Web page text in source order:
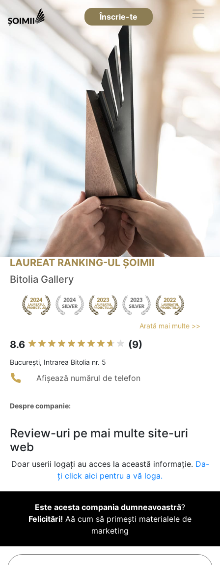
Înscrie-te
LAUREAT RANKING-UL ȘOIMII
Bitolia Gallery
Arată mai multe >>
8.6 (9)
Bucureşti, Intrarea Bitolia nr. 5
Afișează numărul de telefon
Despre companie:
Review-uri pe mai multe site-uri
web
Doar userii logați au acces la această informație. Da-
ți click aici pentru a vă loga.
Este acesta compania dumneavoastră?
Felicitări! Aă cum să primești materialele de
marketing